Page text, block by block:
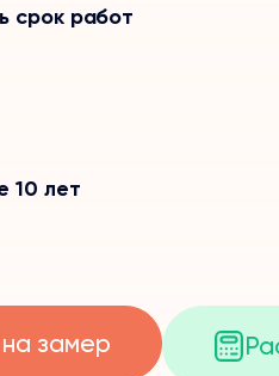
срок работ
10 лет
замер